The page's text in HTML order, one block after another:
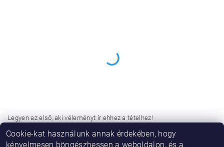
Legyen az első, aki véleményt ír ehhez a tételhez!
Hozzászólás hozzáadása
Cookie-kat használunk annak érdekében, hogy
kényelmesen böngészhessen a weboldalon, és a